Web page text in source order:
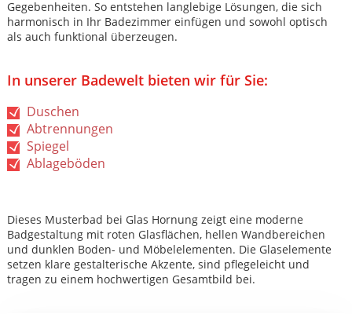
Gegebenheiten. So entstehen langlebige Lösungen, die sich
harmonisch in Ihr Badezimmer einfügen und sowohl optisch
als auch funktional überzeugen.
In unserer Badewelt bieten wir für Sie:
Duschen
Abtrennungen
Spiegel
Ablageböden
Dieses Musterbad bei Glas Hornung zeigt eine moderne
Badgestaltung mit roten Glasflächen, hellen Wandbereichen
und dunklen Boden- und Möbelelementen. Die Glaselemente
setzen klare gestalterische Akzente, sind pflegeleicht und
tragen zu einem hochwertigen Gesamtbild bei.